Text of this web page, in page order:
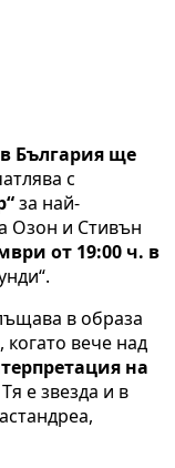
България ще
с
за най-
Озон и Стивън
от 19:00 ч. в
в образа
вече над
на
Тя е звезда и в